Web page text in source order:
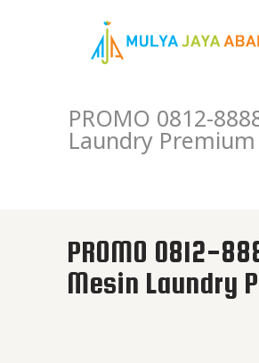
PROMO 0812-
Laundry
PROMO 0812-
Mesin Laundry